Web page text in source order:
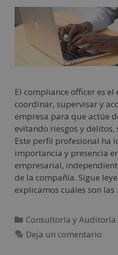
El compliance officer es el
coordinar, supervisar y
empresa para que actúe
evitando riesgos y delitos,
Este perfil profesional ha
importancia y presencia
empresarial,
de la compañía. Sigue
explicamos cuáles son las
Consultoría y Auditoría
Deja un comentario